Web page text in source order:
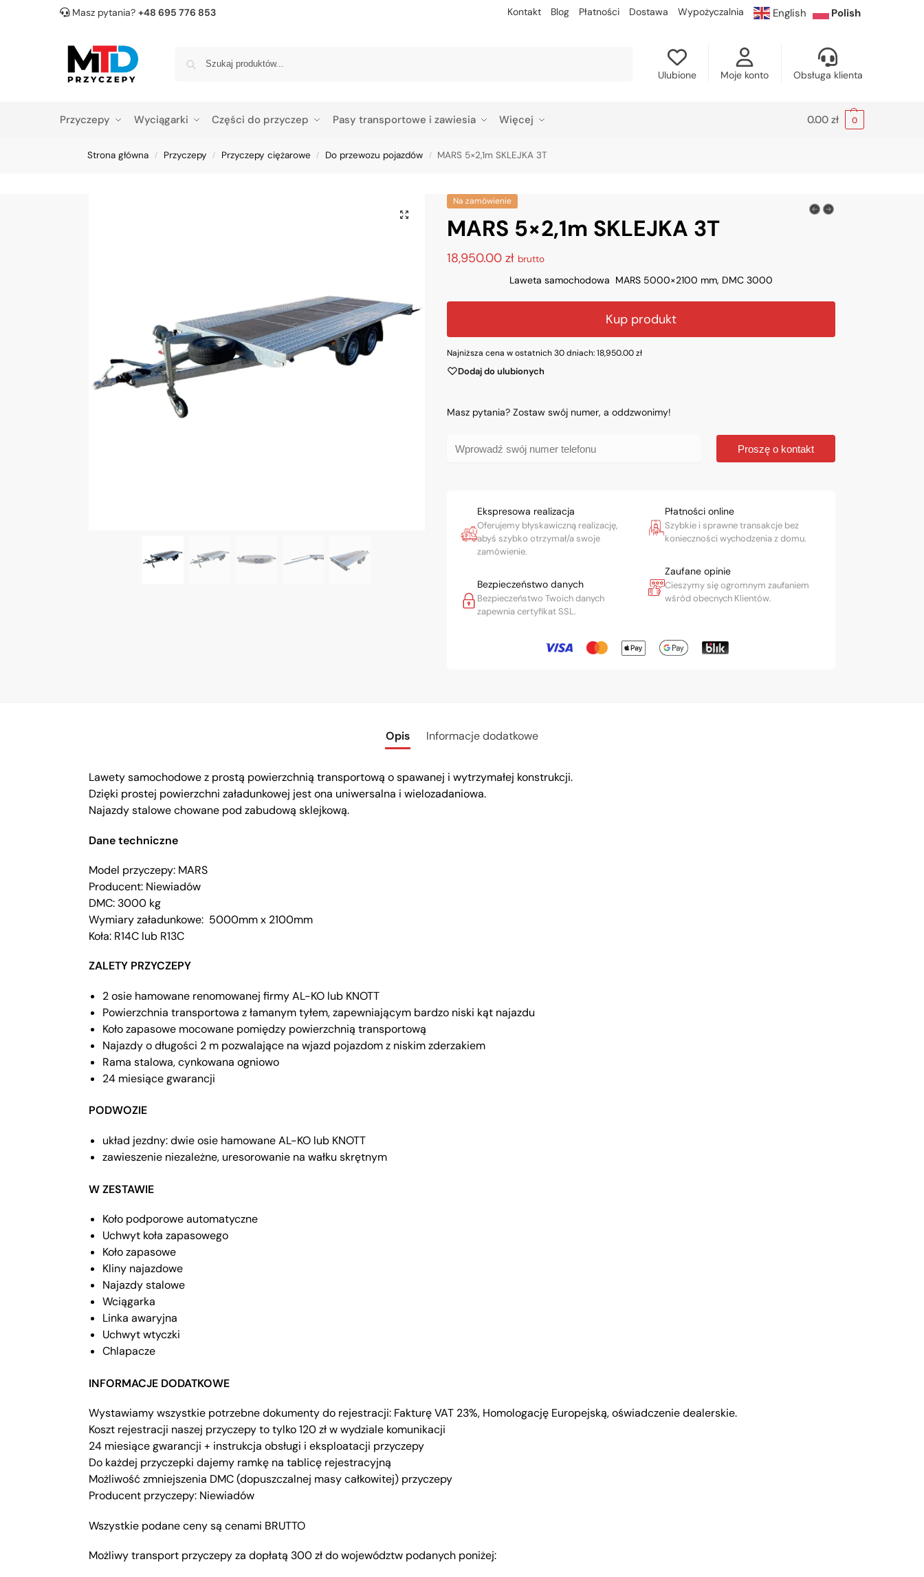
Masz pytania? +48 695 776 853 Kontakt Blog Płatności Dostawa Wypożyczalnia English Polish
Ulubione Moje konto Obsługa klienta
Przyczepy Wyciągarki Części do przyczep Pasy transportowe i zawiesia Więcej 0.00 zł 0
Strona główna / Przyczepy / Przyczepy ciężarowe / Do przewozu pojazdów / MARS 5×2,1m SKLEJKA 3T
Na zamówienie
MARS 5×2,1m SKLEJKA 3T
18,950.00zł brutto
Laweta samochodowa MARS 5000×2100 mm, DMC 3000
Kup produkt
Najniższa cena w ostatnich 30 dniach:18,950.00zł
Dodaj do ulubionych
Masz pytania? Zostaw swój numer, a oddzwonimy!
Proszę o kontakt
Ekspresowa realizacja
Oferujemy błyskawiczną realizację,
abyś szybko otrzymał/a swoje
zamówienie.
Bezpieczeństwo danych
Bezpieczeństwo Twoich danych
zapewnia certyfikat SSL.
Płatności online
Szybkie i sprawne transakcje bez
konieczności wychodzenia z domu.
Zaufane opinie
Cieszymy się ogromnym zaufaniem
wśród obecnych Klientów.
Opis Informacje dodatkowe
Lawety samochodowe z prostą powierzchnią transportową o spawanej i wytrzymałej konstrukcji.
Dzięki prostej powierzchni załadunkowej jest ona uniwersalna i wielozadaniowa.
Najazdy stalowe chowane pod zabudową sklejkową.
Dane techniczne
Model przyczepy: MARS
Producent: Niewiadów
DMC: 3000 kg
Wymiary załadunkowe: 5000mm x 2100mm
Koła: R14C lub R13C
ZALETY PRZYCZEPY
2 osie hamowane renomowanej firmy AL-KO lub KNOTT
Powierzchnia transportowa z łamanym tyłem, zapewniającym bardzo niski kąt najazdu
Koło zapasowe mocowane pomiędzy powierzchnią transportową
Najazdy o długości 2 m pozwalające na wjazd pojazdom z niskim zderzakiem
Rama stalowa, cynkowana ogniowo
24 miesiące gwarancji
PODWOZIE
układ jezdny: dwie osie hamowane AL-KO lub KNOTT
zawieszenie niezależne, uresorowanie na wałku skrętnym
W ZESTAWIE
Koło podporowe automatyczne
Uchwyt koła zapasowego
Koło zapasowe
Kliny najazdowe
Najazdy stalowe
Wciągarka
Linka awaryjna
Uchwyt wtyczki
Chlapacze
INFORMACJE DODATKOWE
Wystawiamy wszystkie potrzebne dokumenty do rejestracji: Fakturę VAT 23%, Homologację Europejską, oświadczenie dealerskie.
Koszt rejestracji naszej przyczepy to tylko 120 zł w wydziale komunikacji
24 miesiące gwarancji + instrukcja obsługi i eksploatacji przyczepy
Do każdej przyczepki dajemy ramkę na tablicę rejestracyjną
Możliwość zmniejszenia DMC (dopuszczalnej masy całkowitej) przyczepy
Producent przyczepy: Niewiadów
Wszystkie podane ceny są cenami BRUTTO
Możliwy transport przyczepy za dopłatą 300 zł do województw podanych poniżej: